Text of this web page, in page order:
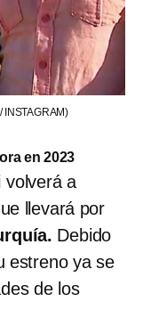
INSTAGRAM)
en 2023
volverá a
llevará por
Debido
estreno ya se
de los